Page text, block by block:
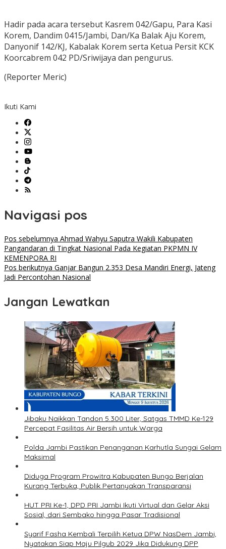
Hadir pada acara tersebut Kasrem 042/Gapu, Para Kasi
Korem, Dandim 0415/Jambi, Dan/Ka Balak Aju Korem,
Danyonif 142/KJ, Kabalak Korem serta Ketua Persit KCK
Koorcabrem 042 PD/Sriwijaya dan pengurus.
(Reporter Meric)
Ikuti Kami
Navigasi pos
Pos sebelumnya Ahmad Wahyu Saputra Wakili Kabupaten
Pangandaran di Tingkat Nasional Pada Kegiatan PKPMN IV
KEMENPORA RI
Pos berikutnya Ganjar Bangun 2.353 Desa Mandiri Energi, Jateng
Jadi Percontohan Nasional
Jangan Lewatkan
Jibaku Naikkan Tandon 5.300 Liter, Satgas TMMD Ke-129
Percepat Fasilitas Air Bersih untuk Warga
Polda Jambi Pastikan Penanganan Karhutla Sungai Gelam
Maksimal
Diduga Program Prowitra Kabupaten Bungo Berjalan
Kurang Terbuka, Publik Pertanyakan Transparansi
HUT PRI Ke-1, DPD PRI Jambi Ikuti Virtual dan Gelar Aksi
Sosial, dari Sembako hingga Pasar Tradisional
Syarif Fasha Kembali Terpilih Ketua DPW NasDem Jambi,
Nyatakan Siap Maju Pilgub 2029 Jika Didukung DPP